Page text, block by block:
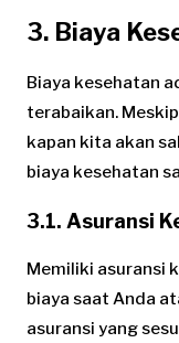
3. Biaya
Biaya kesehatan
terabaikan.
kapan kita akan
biaya kesehatan
3.1. Asuransi
Memiliki asuransi
biaya saat Anda
asuransi yang